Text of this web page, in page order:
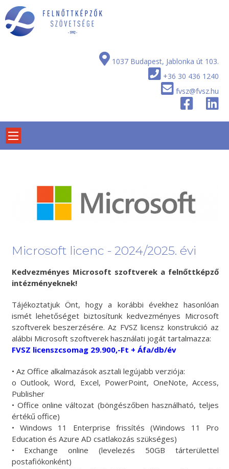
Skip
to
content
1037 Budapest, Jablonka út 103.
+36 30 436 1240
fvsz@fvsz.hu
Microsoft licenc - 2024/2025. évi
Kedvezményes Microsoft szoftverek a felnőttképző
intézményeknek!
Tájékoztatjuk Önt, hogy a korábbi évekhez hasonlóan
ismét lehetőséget biztosítunk kedvezményes Microsoft
szoftverek beszerzésére. Az FVSZ licensz konstrukció az
alábbi Microsoft szoftverek használati jogát tartalmazza:
FVSZ licenszcsomag 29.900,-Ft + Áfa/db/év
• Az Office alkalmazások asztali legújabb verziója:
o Outlook, Word, Excel, PowerPoint, OneNote, Access,
Publisher
• Office online változat (böngészőben használható, teljes
értékű office)
• Windows 11 Enterprise frissítés (Windows 11 Pro
Education és Azure AD csatlakozás szükséges)
• Exchange online (levelezés 50GB tárterülettel
postafiókonként)